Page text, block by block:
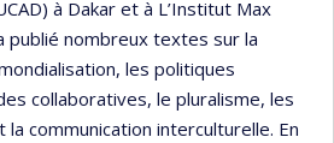
à Dakar et à L’Institut Max
publié nombreux textes sur la
les politiques
collaboratives, le pluralisme, les
communication interculturelle. En